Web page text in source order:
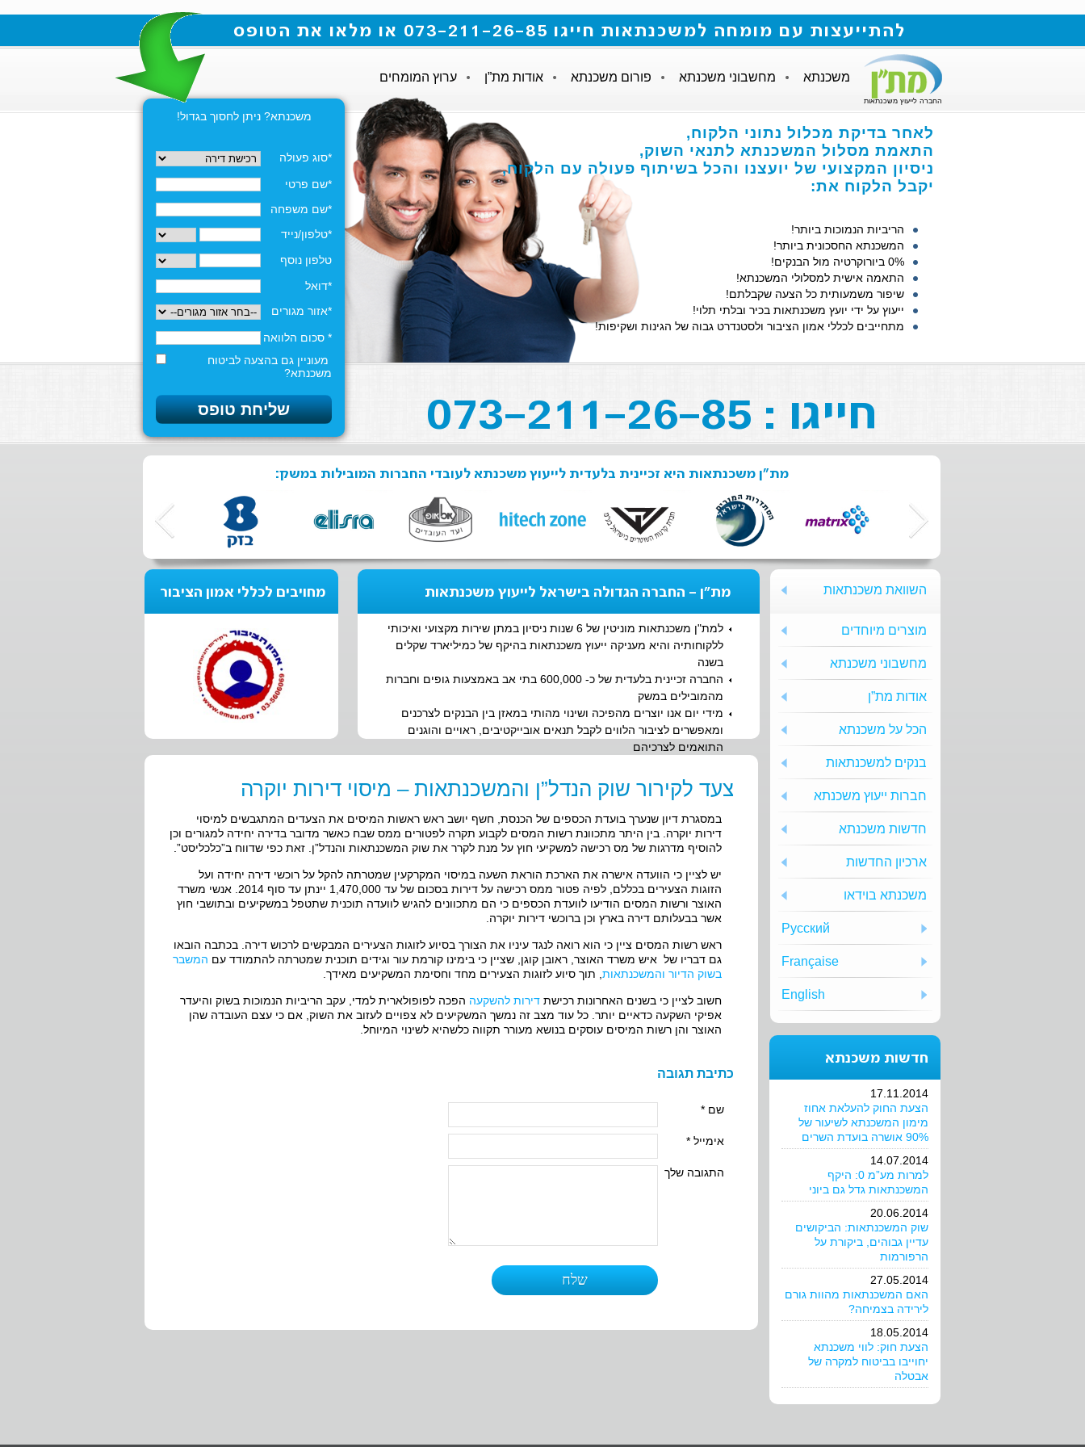
להתייעצות עם מומחה למשכנתאות חייגו 073-211-26-85 או מלאו את הטופס
החברה לייעוץ משכנתאות
משכנתא מחשבוני משכנתא פורום משכנתא אודות מת”ן ערוץ המומחים
משכנתא? ניתן לחסוך בגדול!
*סוג פעולה
*שם פרטי
*שם משפחה
*טלפון/נייד
טלפון נוסף
*דואל
*אזור מגורים
* סכום הלוואה
מעוניין גם בהצעה לביטוח
משכנתא?
לאחר בדיקת מכלול נתוני הלקוח,
התאמת מסלול המשכנתא לתנאי השוק,
ניסיון המקצועי של יועצנו והכל בשיתוף פעולה עם הלקוח,
יקבל הלקוח את:
הריביות הנמוכות ביותר!
המשכנתא החסכונית ביותר!
0% ביורוקרטיה מול הבנקים!
התאמה אישית למסלולי המשכנתא!
שיפור משמעותית כל הצעה שקבלתם!
ייעוץ על ידי יועץ משכנתאות בכיר ובלתי תלוי!
מתחייבים לכללי אמון הציבור ולסטנדרט גבוה של הגינות ושקיפות!
חייגו : 073-211-26-85
מת"ן משכנתאות היא זכיינית בלעדית לייעוץ משכנתא לעובדי החברות המובילות במשק:
השוואת משכנתאות
מוצרים מיוחדים
מחשבוני משכנתא
אודות מת”ן
הכל על משכנתא
בנקים למשכנתאות
חברות ייעוץ משכנתא
חדשות משכנתא
ארכיון החדשות
משכנתא בוידאו
Русский
Française
English
חדשות משכנתא
17.11.2014
הצעת החוק להעלאת אחוז
מימון המשכנתא לשיעור של
90% אושרה בועדת השרים
14.07.2014
למרות מע”מ 0: היקף
המשכנתאות גדל גם ביוני
20.06.2014
שוק המשכנתאות: הביקושים
עדיין גבוהים, ביקורת על
הרפורמות
27.05.2014
האם המשכנתאות מהוות גורם
לירידה בצמיחה?
18.05.2014
הצעת חוק: לווי משכנתא
יחוייבו בביטוח למקרה של
אבטלה
מחויבים לכללי אמון הציבור מת"ן - החברה הגדולה בישראל לייעוץ משכנתאות
למת"ן משכנתאות מוניטין של 6 שנות ניסיון במתן שירות מקצועי ואיכותי
ללקוחותיה והיא מעניקה ייעוץ משכנתאות בהיקף של כמיליארד שקלים
בשנה
החברה זכיינית בלעדית של כ- 600,000 בתי אב באמצעות גופים וחברות
מהמובילים במשק
מידי יום אנו יוצרים מהפיכה ושינוי מהותי במאזן בין הבנקים לצרכנים
ומאפשרים לציבור הלווים לקבל תנאים אובייקטיבים, ראויים והוגנים
התואמים לצרכיהם
צעד לקירור שוק הנדל”ן והמשכנתאות – מיסוי דירות יוקרה
במסגרת דיון שנערך בועדת הכספים של הכנסת, חשף יושב ראש ראשות המיסים את הצעדים המתגבשים למיסוי
דירות יוקרה. בין היתר מתכוונת רשות המסים לקבוע תקרה לפטורים ממס שבח כאשר מדובר בדירה יחידה למגורים וכן
להוסיף מדרגות של מס רכישה למשקיעי חוץ על מנת לקרר את שוק המשכנתאות והנדל”ן. זאת כפי שדווח ב”כלכליסט”.
יש לציין כי הוועדה אישרה את הארכת הוראת השעה במיסוי המקרקעין שמטרתה להקל על רוכשי דירה יחידה ועל
הזוגות הצעירים בכללם, לפיה פטור ממס רכישה על דירות בסכום של עד 1,470,000 יינתן עד סוף 2014. אנשי משרד
האוצר ורשות המסים הודיעו לוועדת הכספים כי הם מתכוונים להגיש לוועדה תוכנית שתטפל במשקיעים ובתושבי חוץ
אשר בבעלותם דירה בארץ וכן ברוכשי דירות יוקרה.
ראש רשות המסים ציין כי הוא רואה לנגד עיניו את הצורך בסיוע לזוגות הצעירים המבקשים לרכוש דירה. בכתבה הובאו
גם דבריו של איש משרד האוצר, ראובן קוגן, שציין כי בימינו קורמת עור וגידים תוכנית שמטרתה להתמודד עם המשבר
בשוק הדיור והמשכנתאות , תוך סיוע לזוגות הצעירים מחד וחסימת המשקיעים מאידך.
חשוב לציין כי בשנים האחרונות רכישת דירות להשקעה הפכה לפופולארית למדי, עקב הריביות הנמוכות בשוק והיעדר
אפיקי השקעה כדאיים יותר. כל עוד מצב זה נמשך המשקיעים לא צפויים לעזוב את השוק, אם כי עצם העובדה שהן
האוצר והן רשות המיסים עוסקים בנושא מעורר תקווה כלשהיא לשינוי המיוחל.
כתיבת תגובה
שם *
אימייל *
התגובה שלך